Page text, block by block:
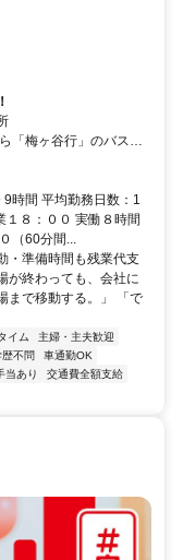
「梅ヶ谷行」のバスに
歩5分 または「蜂ヶ谷
時間 平均勤務日数：1
１８：００ 実働８時間
（60分間...
・準備時間も残業代支
が終わっても、会社に
まで移動する。」 「で
イム
主婦・主夫歓迎
歴不問
車通勤OK
当あり
交通費全額支給